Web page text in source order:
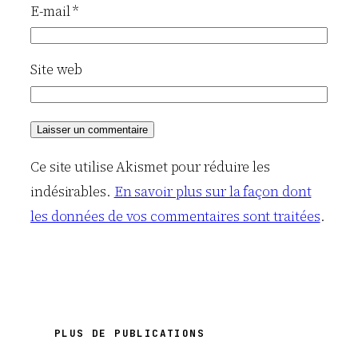
E-mail*
Site web
Ce site utilise Akismet pour réduire les
indésirables. En savoir plus sur la façon dont
les données de vos commentaires sont traitées.
PLUS DE PUBLICATIONS